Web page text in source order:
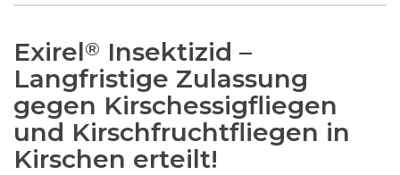
Exirel® Insektizid –
Langfristige Zulassung
gegen Kirschessigfliegen
und Kirschfruchtfliegen in
Kirschen erteilt!